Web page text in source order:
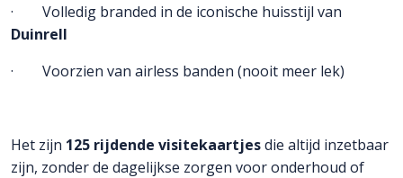
· Volledig branded in de iconische huisstijl van
Duinrell
· Voorzien van airless banden (nooit meer lek)
Het zijn 125 rijdende visitekaartjesdie altijd inzetbaar
zijn, zonder de dagelijkse zorgen voor onderhoud of